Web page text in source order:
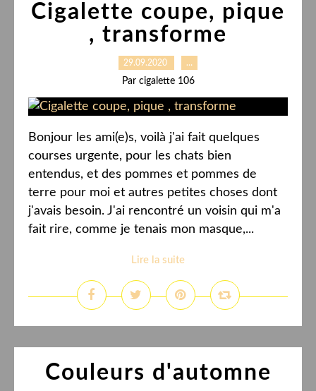
Cigalette coupe, pique
, transforme
29.09.2020 …
Par cigalette 106
Bonjour les ami(e)s, voilà j'ai fait quelques
courses urgente, pour les chats bien
entendus, et des pommes et pommes de
terre pour moi et autres petites choses dont
j'avais besoin. J'ai rencontré un voisin qui m'a
fait rire, comme je tenais mon masque,...
Lire la suite
Couleurs d'automne